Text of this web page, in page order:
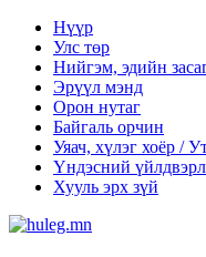
Нүүр
Улс төр
Нийгэм, эдийн
Эрүүл мэнд
Орон нутаг
Байгаль орчин
Уяач, хүлэг хоёр /
Үндэсний
Хууль эрх зүй